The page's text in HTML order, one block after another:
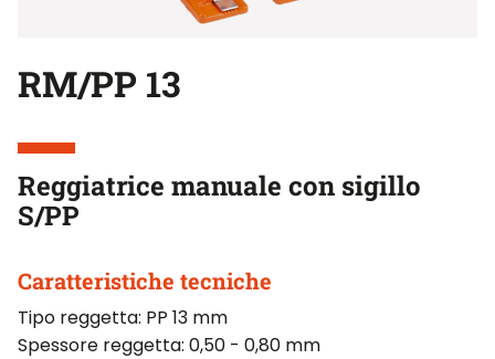
RM/PP 13
Reggiatrice manuale con sigillo
S/PP
Caratteristiche tecniche
Tipo reggetta: PP 13 mm
Spessore reggetta: 0,50 - 0,80 mm